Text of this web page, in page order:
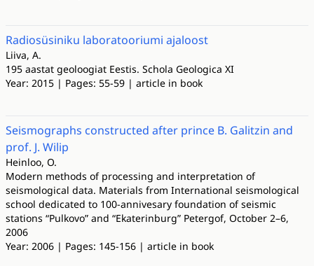
Radiosüsiniku laboratooriumi ajaloost
Liiva, A.
195 aastat geoloogiat Eestis. Schola Geologica XI
Year: 2015 | Pages: 55-59 | article in book
Seismographs constructed after prince B. Galitzin and
prof. J. Wilip
Heinloo, O.
Modern methods of processing and interpretation of
seismological data. Materials from International seismological
school dedicated to 100-annivesary foundation of seismic
stations “Pulkovo” and “Ekaterinburg” Petergof, October 2–6,
2006
Year: 2006 | Pages: 145-156 | article in book